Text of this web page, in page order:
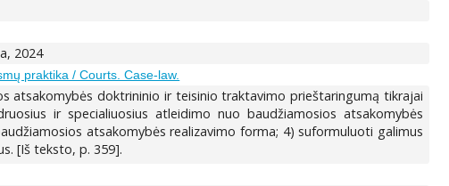
2024
praktika / Courts. Case-law.
atsakomybės doktrininio ir teisinio traktavimo prieštaringumą tikrajai
ir specialiuosius atleidimo nuo baudžiamosios atsakomybės
atsakomybės realizavimo forma; 4) suformuluoti galimus
[Iš teksto, p. 359].